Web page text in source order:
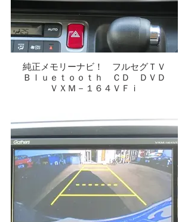
純正メモリーナビ！ フルセグＴＶ
Ｂｌｕｅｔｏｏｔｈ ＣＤ ＤＶＤ
ＶＸＭ－１６４ＶＦｉ